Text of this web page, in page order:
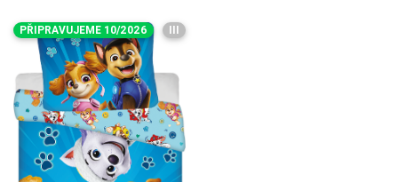
PŘIPRAVUJEME 10/2026 III